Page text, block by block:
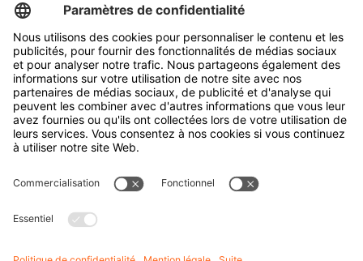
Bennes et de conteneurs
Outils de l’industrie pneumatique
Transporteur de bobines
Portes et fenêtres
À propos d' HUBTEX
À propos d' HUBTEX France